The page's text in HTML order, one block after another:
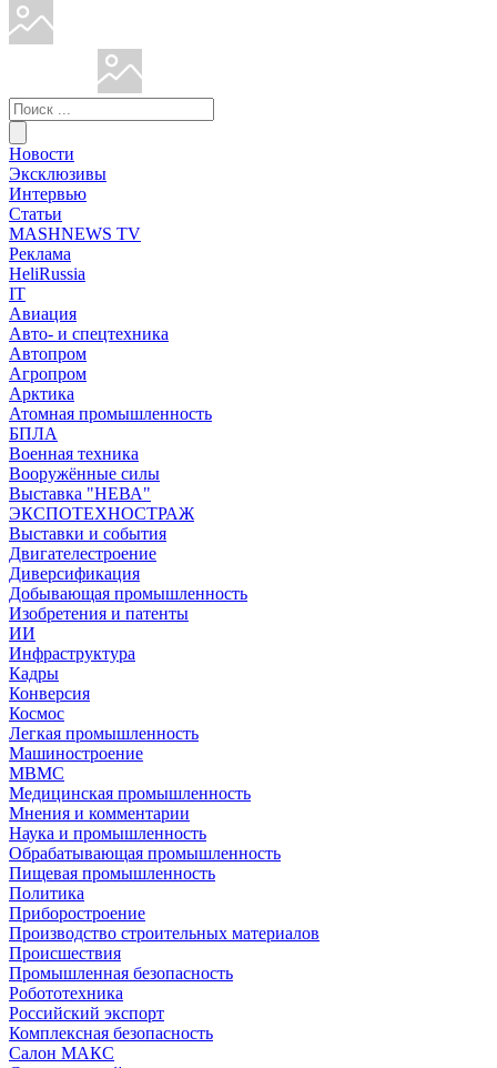
Новости
Эксклюзивы
Интервью
Статьи
MASHNEWS TV
Реклама
HeliRussia
IT
Авиация
Авто- и спецтехника
Автопром
Агропром
Арктика
Атомная промышленность
БПЛА
Военная техника
Вооружённые силы
Выставка "НЕВА"
ЭКСПОТЕХНОСТРАЖ
Выставки и события
Двигателестроение
Диверсификация
Добывающая промышленность
Изобретения и патенты
ИИ
Инфраструктура
Кадры
Конверсия
Космос
Легкая промышленность
Машиностроение
МВМС
Медицинская промышленность
Мнения и комментарии
Наука и промышленность
Обрабатывающая промышленность
Пищевая промышленность
Политика
Приборостроение
Производство строительных материалов
Происшествия
Промышленная безопасность
Робототехника
Российский экспорт
Комплексная безопасность
Салон МАКС